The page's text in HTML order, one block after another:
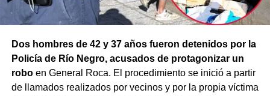
Dos hombres de 42 y 37 años fueron detenidos por la
Policía de Río Negro, acusados de protagonizar un
roboen General Roca. El procedimiento se inició a partir
de llamados realizados por vecinos y por la propia víctima